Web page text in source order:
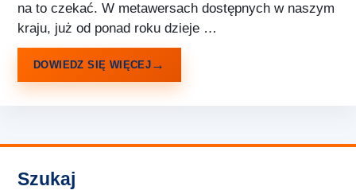
na to czekać. W metawersach dostępnych w naszym
kraju, już od ponad roku dzieje …
DOWIEDZ SIĘ WIĘCEJ
Szukaj